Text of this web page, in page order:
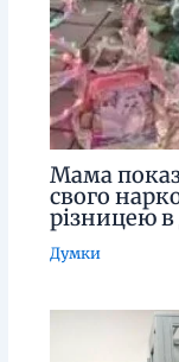
Мама
свого
різницею в
Думки